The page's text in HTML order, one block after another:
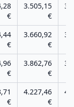
€
3.505,15
€
€
3.660,92
€
€
3.862,76
€
€
4.227,46
€